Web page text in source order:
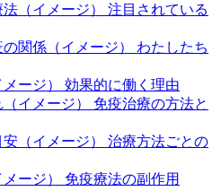
注目されている
わたしたち
効果的に働く理由
免疫治療の方法と
治療方法ごとの
免疫療法の副作用